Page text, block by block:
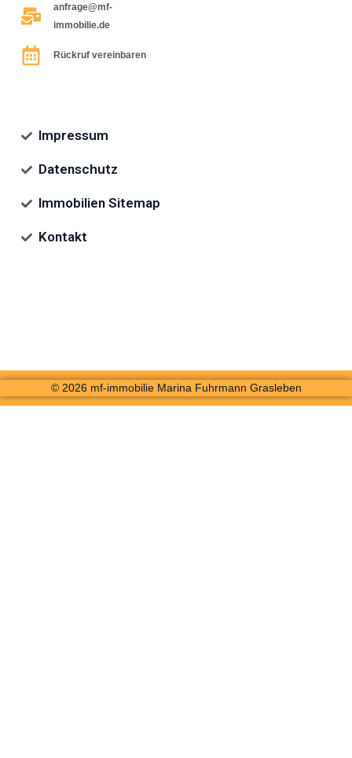
anfrage@mf-
immobilie.de
Rückruf vereinbaren
Impressum
Datenschutz
Immobilien Sitemap
Kontakt
© 2026 mf-immobilie Marina Fuhrmann Grasleben